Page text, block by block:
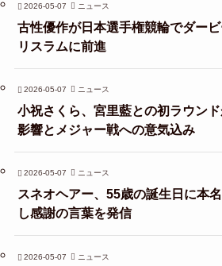
2026-05-07 ニュース
古性優作が日本選手権競輪でダー
リスラムに前進
2026-05-07 ニュース
小祝さくら、宮里藍との初ラウン
影響とメジャー戦への意気込み
2026-05-07 ニュース
スネオヘアー、55歳の誕生日に本
し感謝の言葉を発信
2026-05-07 ニュース